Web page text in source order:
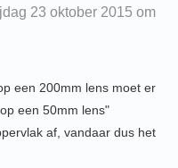
23 oktober 2015 om
een 200mm lens moet er
een 50mm lens"
af, vandaar dus het